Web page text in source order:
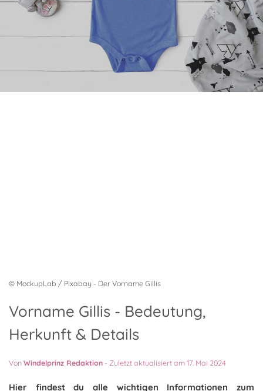
© MockupLab / Pixabay - Der Vorname Gillis
Vorname Gillis - Bedeutung,
Herkunft & Details
VonWindelprinz Redaktion - Zuletzt aktualisiert am 17. Mai 2024
Hier findest du alle wichtigen Informationen zum